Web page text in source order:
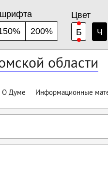
200%
Цвет
Б
Ч
области
О Думе Информационные